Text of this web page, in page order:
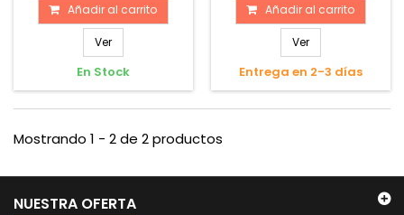
Añadir al carrito
Ver
En Stock
Añadir al carrito
Ver
Entrega en 2-3 días
Mostrando 1 - 2 de 2 productos
NUESTRA OFERTA